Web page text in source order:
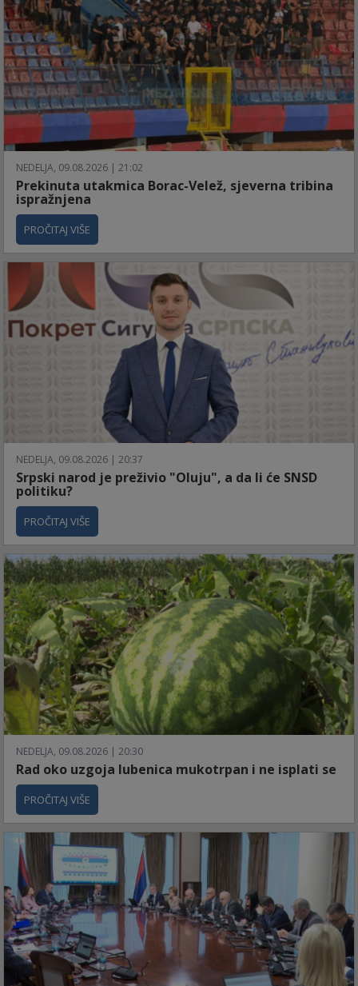
NEDELJA, 09.08.2026 | 21:02
Prekinuta utakmica Borac-Velež, sjeverna tribina
ispražnjena
PROČITAJ VIŠE
NEDELJA, 09.08.2026 | 20:37
Srpski narod je preživio "Oluju", a da li će SNSD
politiku?
PROČITAJ VIŠE
NEDELJA, 09.08.2026 | 20:30
Rad oko uzgoja lubenica mukotrpan i ne isplati se
PROČITAJ VIŠE